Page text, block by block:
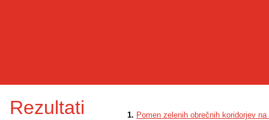
Rezultati 1. Pomen zelenih obrečnih koridorjev